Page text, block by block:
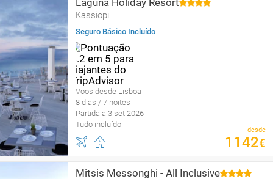
Laguna Holiday Resort
Kassiopi
Seguro Básico Incluído
Voos desde Lisboa
8 dias / 7 noites
Partida a 3 set 2026
Tudo incluído
desde
1142€
Mitsis Messonghi - All Inclusive